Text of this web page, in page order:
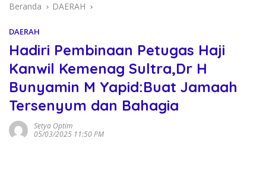
Beranda DAERAH
DAERAH
Hadiri Pembinaan Petugas Haji
Kanwil Kemenag Sultra,Dr H
Bunyamin M Yapid:Buat Jamaah
Tersenyum dan Bahagia
Setya Optim
05/03/2025 11:50 PM